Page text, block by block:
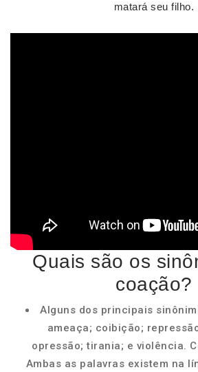
matará seu filho.
Quais são os
coação?
Alguns dos principais
ameaça; coibição;
opressão; tirania; e violência.
Ambas as palavras existem na